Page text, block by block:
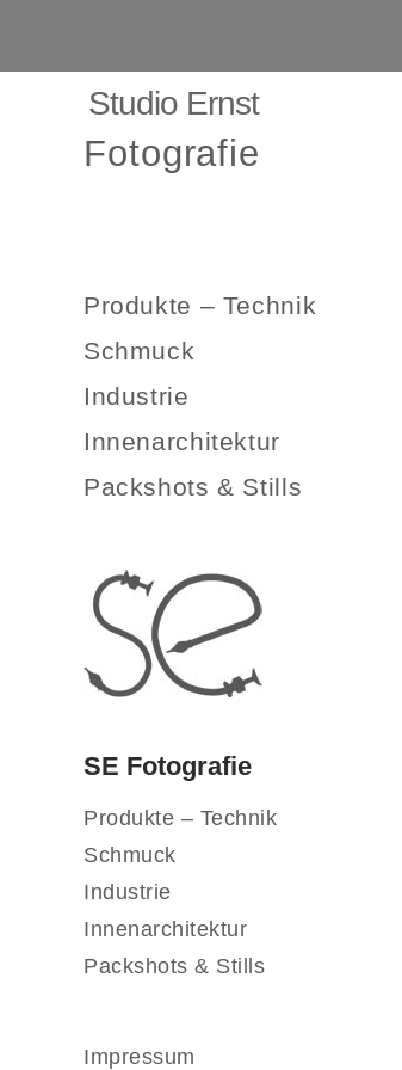
Studio Ernst
Fotografie
Produkte – Technik
Schmuck
Industrie
Innenarchitektur
Packshots & Stills
SE Fotografie
Produkte – Technik
Schmuck
Industrie
Innenarchitektur
Packshots & Stills
Impressum